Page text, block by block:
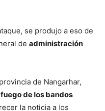
se produjo a eso de
de administración
de Nangarhar,
de los bandos
la noticia a los